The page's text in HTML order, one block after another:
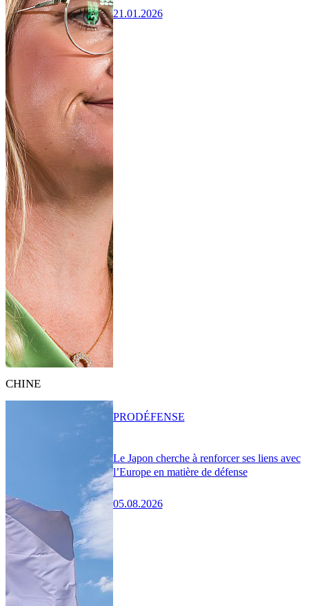
21.01.2026
CHINE
Le Japon cherche à renforcer ses liens avec
l’Europe en matière de défense
05.08.2026
PRODÉFENSE